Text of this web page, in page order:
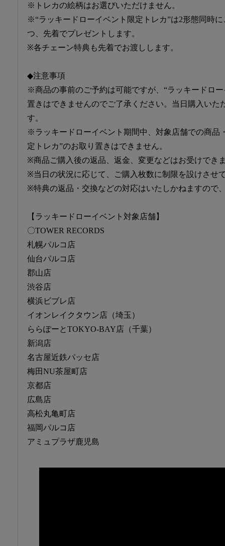
※トレカの絵柄はお選びいただけません。
※“ラッキードローイベント限定トレカ”は2形態同時
つ、先着でプレゼントします。
※各チェーン特典も先着でお渡しします。
◆注意事項
※商品の事前のご予約は可能ですが、“ラッキードロ
置きはできませんのでご了承ください。当日購入いた
す。
※ラッキードローイベント期間中、対象店舗での商品
定トレカ”のお取り置きはできません。
※商品ご購入後の返品、返金、変更などはお受けでき
※当日の状況に応じて、ご購入枚数に制限を設けさせ
※特典の返品・交換などの対応はいたしかねますので
【ラッキードローイベント対象店舗】
〇TOWER RECORDS
札幌パルコ店
仙台パルコ店
郡山店
渋谷店
横浜ビブレ店
イオンレイクタウン店（埼玉）
ららぽーとTOKYO-BAY店（千葉）
新潟店
名古屋近鉄パッセ店
梅田NU茶屋町店
京都店
広島店
高松丸亀町店
福岡パルコ店
アミュプラザ鹿児島